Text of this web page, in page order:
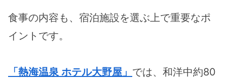
食事の内容も、宿泊施設を選ぶ上で重要なポ
イントです。
「熱海温泉 ホテル大野屋」 では、和洋中約80